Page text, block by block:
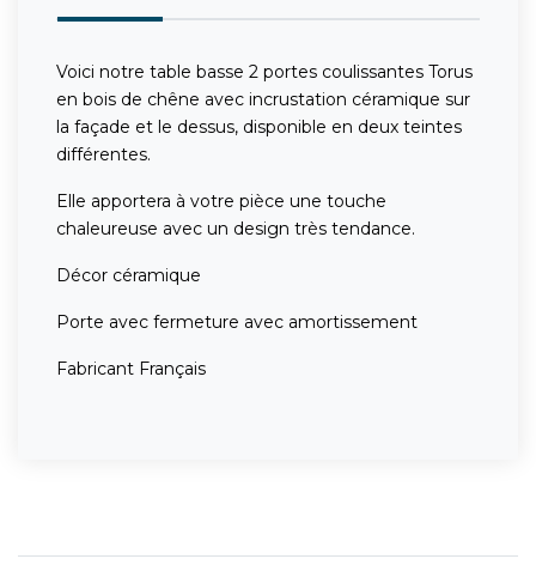
Voici notre table basse 2 portes coulissantes Torus
en bois de chêne avec incrustation céramique sur
la façade et le dessus, disponible en deux teintes
différentes.
Elle apportera à votre pièce une touche
chaleureuse avec un design très tendance.
Décor céramique
Porte avec fermeture avec amortissement
Fabricant Français